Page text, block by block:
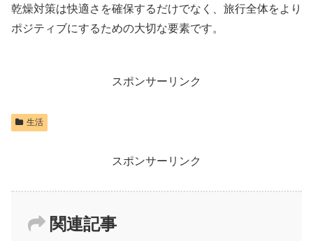
乾燥対策は快適さを確保するだけでなく、旅行全体をより
ポジティブにするための大切な要素です。
スポンサーリンク
生活
スポンサーリンク
関連記事